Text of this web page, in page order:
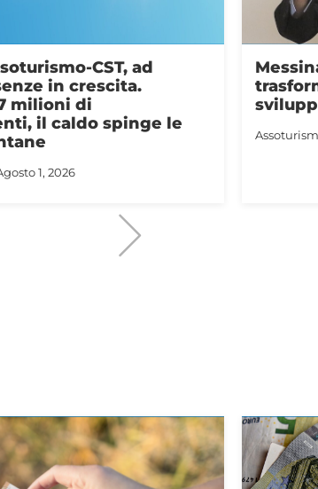
“Agrigento
culturale in
per il turismo”
Luglio 31, 2026
Assoturismo